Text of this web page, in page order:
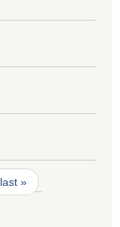
last »